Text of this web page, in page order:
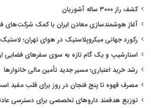
کشف راز ۳۰۰۰ ساله آشوریان
آغاز هوشمندسازی معادن ایران با کمک شرکت‌های
رکورد جهانی میکروپلاستیک در هوای تهران؛
استارشیپ و یک گام تازه به سوی سفرهای فضایی
رشد خرید اعتباری؛ مسیر جدید تأمین مالی خانوارها
مصرف قهوه تا پنج فنجان در روز برای قلب مفید
توزیع هدفمند داروهای تخصصی برای دسترسی